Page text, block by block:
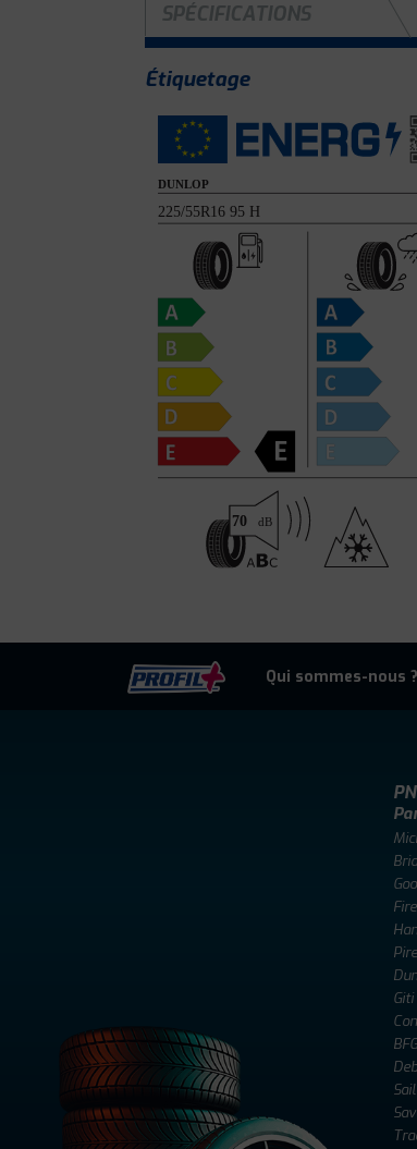
SPÉCIFICATIONS
Étiquetage
Qui sommes-nous ?
Giti